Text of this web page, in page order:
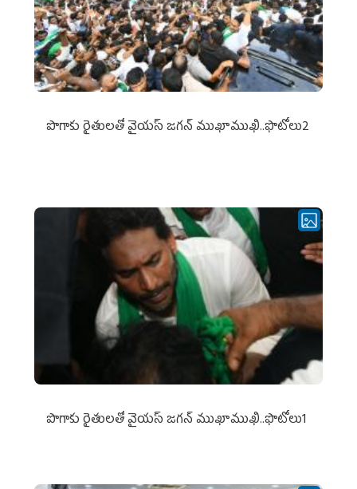
పొగాకు రైతుల‌తో వైయ‌స్ జ‌గ‌న్ ముఖాముఖి..ఫొటోలు2
పొగాకు రైతుల‌తో వైయ‌స్ జ‌గ‌న్ ముఖాముఖి..ఫొటోలు1